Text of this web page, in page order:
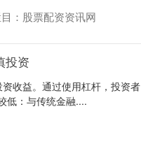
： 股票配资资讯网
投资
收益。通过使用杠杆，投资者
低：与传统金融....